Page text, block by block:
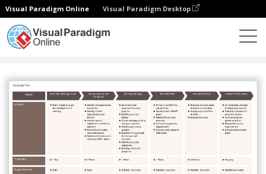
Visual Paradigm Online Visual Paradigm Desktop